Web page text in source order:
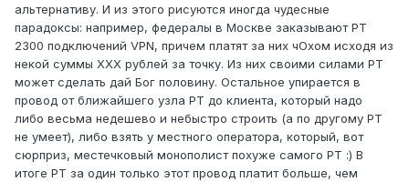
альтернативу. И из этого рисуются иногда чудесные
парадоксы: например, федералы в Москве заказывают РТ
2300 подключений VPN, причем платят за них чОхом исходя из
некой суммы ХХХ рублей за точку. Из них своими силами РТ
может сделать дай Бог половину. Остальное упирается в
провод от ближайшего узла РТ до клиента, который надо
либо весьма недешево и небыстро строить (а по другому РТ
не умеет), либо взять у местного оператора, который, вот
сюрприз, местечковый монополист похуже самого РТ :) В
итоге РТ за один только этот провод платит больше, чем